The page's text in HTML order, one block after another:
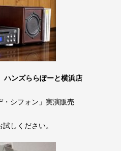
ンズららぽーと横浜店
・シフォン」実演販売
しください。